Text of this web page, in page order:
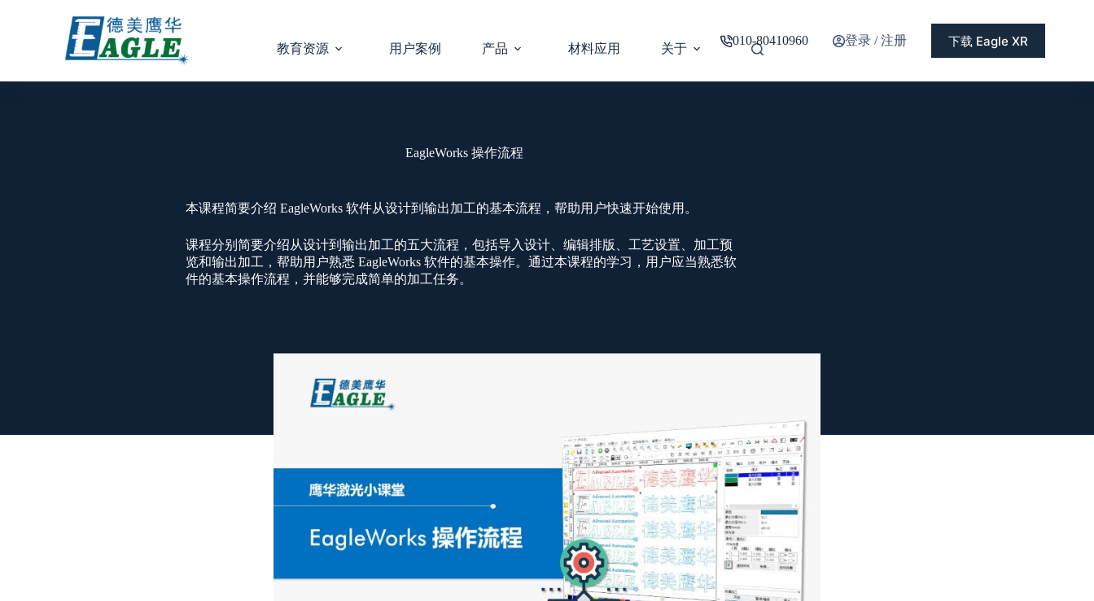
010-80410960 登录 / 注册 下载 Eagle XR
教育资源 用户案例 产品 材料应用 关于
EagleWorks 操作流程
本课程简要介绍 EagleWorks 软件从设计到输出加工的基本流程，帮助用户快速开始使用。
课程分别简要介绍从设计到输出加工的五大流程，包括导入设计、编辑排版、工艺设置、加工预
览和输出加工，帮助用户熟悉 EagleWorks 软件的基本操作。通过本课程的学习，用户应当熟悉软
件的基本操作流程，并能够完成简单的加工任务。